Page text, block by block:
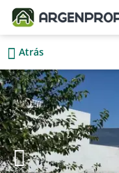
Atrás